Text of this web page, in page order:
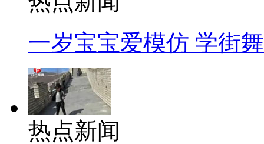
一岁宝宝爱模仿 学街
热点新闻